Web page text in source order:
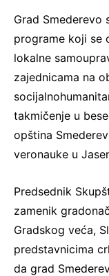
Grad Smederevo
programe koji se
lokalne
zajednicama na
takmičenje u
opština
veronauke u
Predsednik
zamenik
Gradskog veća,
predstavnicima
da grad